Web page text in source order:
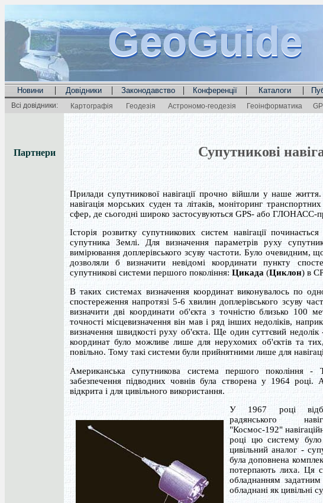
GeoGuide
GeoGuide
GeoGuide
Новини | Довідники | Законодавство | Конференції | Каталоги |
Всі довідники: Картографія Геодезія Астрономо-геодезія Геоінформатика
Партнери Супутникові
Прилади супутникової навігації прочно війшли у наше
навігація морських суден та літаків, моніторинг
сфер, де сьогодні широко застосувуються GPS- або ГЛОНАСС-
Історія розвитку супутникових систем навігації
супутника Землі. Для визначення параметрів руху
вимірювання доплерівського зсуву частоти. Було очевидним,
дозволяли б визначити невідомі координати пункту
супутникові системи першого покоління: Цикада (Циклон) в
В таких системах визначення координат виконувалось по
спостереження напротязі 5-6 хвилин доплерівського зсуву
визначити дві координати об'єкта з точністю близько 100
точності місцевизначення він мав і ряд інших недоліків,
визначення швидкості руху об'єкта. Ще один суттєвий недолік
координат було можливе лише для нерухомих об'єктів та
повільно. Тому такі системи були прийнятними лише для
Американська супутникова система першого покоління -
забезпечення підводних човнів була створена у 1964
відкрита і для цивільного використання.
У 1967 році
радянського
"Космос-192"
році цю систему
цивільний аналог -
була доповнена
потерпають лиха. Ця
обладнанням
обладнані як цивільні